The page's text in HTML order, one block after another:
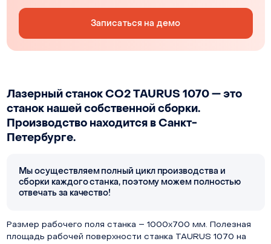
Записаться на демо
Лазерный станок СО2 TAURUS 1070 — это
станок нашей собственной сборки.
Производство находится в Санкт-
Петербурге.
Мы осуществляем полный цикл производства и
сборки каждого станка, поэтому можем полностью
отвечать за качество!
Размер рабочего поля станка – 1000х700 мм. Полезная
площадь рабочей поверхности станка TAURUS 1070 на